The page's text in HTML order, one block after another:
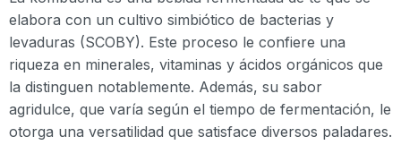
elabora con un cultivo simbiótico de bacterias y
levaduras (SCOBY). Este proceso le confiere una
riqueza en minerales, vitaminas y ácidos orgánicos que
la distinguen notablemente. Además, su sabor
agridulce, que varía según el tiempo de fermentación, le
otorga una versatilidad que satisface diversos paladares.